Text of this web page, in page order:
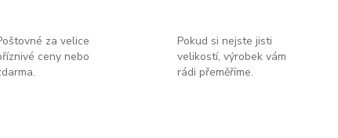
za velice
ceny nebo
Pokud si nejste jisti
velikostí, výrobek vám
rádi přeměříme.